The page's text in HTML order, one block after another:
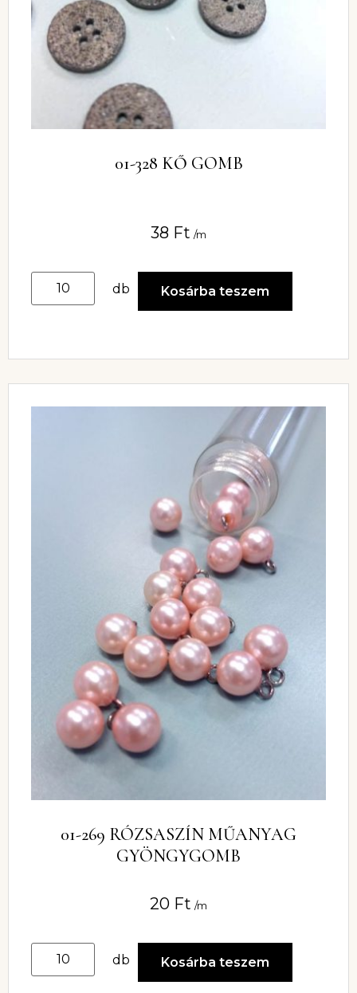
01-328 KŐ GOMB
38 Ft /m
db Kosárba teszem
01-269 RÓZSASZÍN MŰANYAG
GYÖNGYGOMB
20 Ft /m
db Kosárba teszem